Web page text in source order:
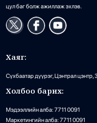
цул баг болж ажиллаж эхлэв.
Хаяг:
Сүхбаатар дүүрэг, Цэнтрал цэнтр,
Холбоо барих:
Мэдээллийн алба: 7711 0091
Маркетингийн алба: 7711 0091